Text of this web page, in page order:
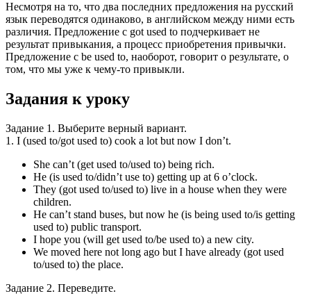
Несмотря на то, что два последних предложения на русский
язык переводятся одинаково, в английском между ними есть
различия. Предложение с got used to подчеркивает не
результат привыкания, а процесс приобретения привычки.
Предложение с be used to, наоборот, говорит о результате, о
том, что мы уже к чему-то привыкли.
Задания к уроку
Задание 1. Выберите верный вариант.
1. I (used to/got used to) cook a lot but now I don’t.
She can’t (get used to/used to) being rich.
He (is used to/didn’t use to) getting up at 6 o’clock.
They (got used to/used to) live in a house when they were
children.
He can’t stand buses, but now he (is being used to/is getting
used to) public transport.
I hope you (will get used to/be used to) a new city.
We moved here not long ago but I have already (got used
to/used to) the place.
Задание 2. Переведите.